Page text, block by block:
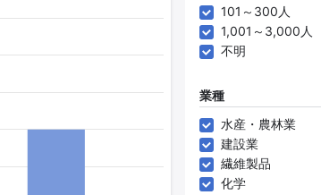
101～300人
1,001～3,000人
不明
業種
水産・農林業
建設業
繊維製品
化学